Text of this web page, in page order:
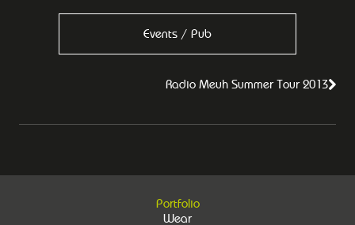
Events / Pub
Radio Meuh Summer Tour 2013
Portfolio
Wear